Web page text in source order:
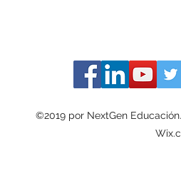
©2019 por NextGen